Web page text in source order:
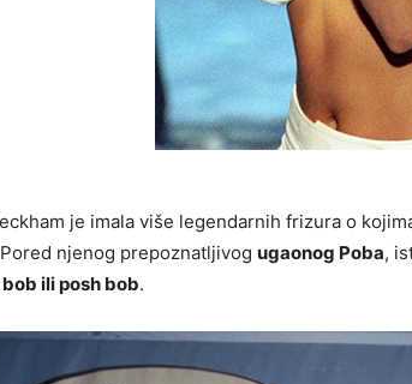
je imala više legendarnih frizura o
njenog prepoznatljivog ugaonog Poba,
ili posh bob.